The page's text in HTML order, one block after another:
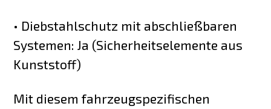
• Diebstahlschutz mit abschließbaren
Systemen: Ja (Sicherheitselemente aus
Kunststoff)
Mit diesem fahrzeugspezifischen